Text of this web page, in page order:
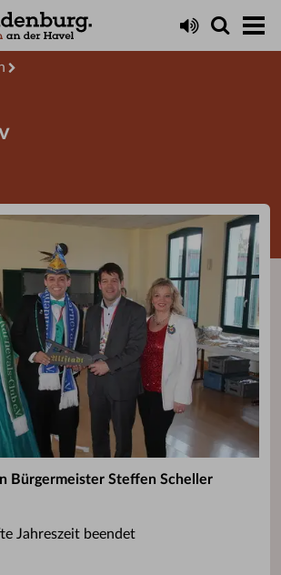
Bürgermeister Steffen Scheller
Jahreszeit beendet